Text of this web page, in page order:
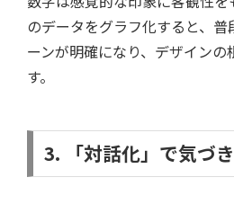
のデータをグラフ化すると、
ーンが明確になり、デザインの
す。
3. 「対話化」で気づ